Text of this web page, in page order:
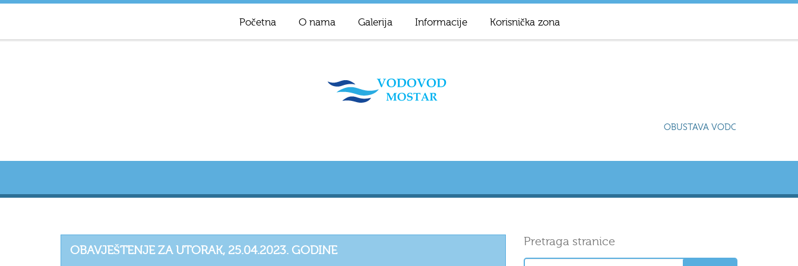
Početna O nama Galerija Informacije Korisnička zona
OBUSTAVA
OBAVJEŠTENJE ZA UTORAK, 25.04.2023. GODINE
Pretraga stranice